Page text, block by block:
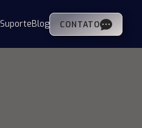
SuporteBlog CONTATO